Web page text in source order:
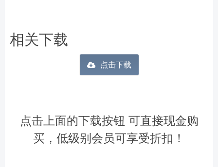
相关下载
点击下载
点击上面的下载按钮 可直接现金购
买，低级别会员可享受折扣！